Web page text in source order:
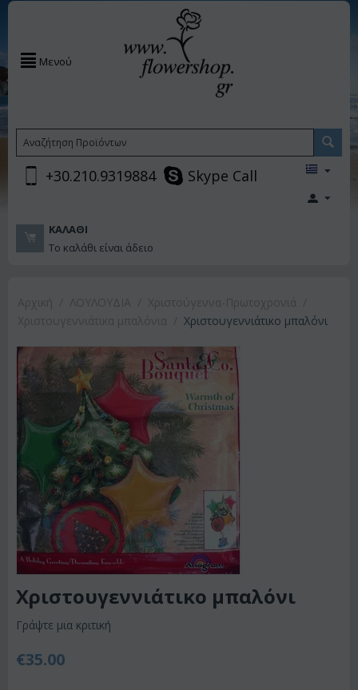
Μενού
+30.210.9319884 Skype Call
ΚΑΛΆΘΙ
Το καλάθι είναι άδειο
Χριστουγεννιάτικο μπαλόνι
Χριστουγεννιάτικο μπαλόνι
Γράψτε μια κριτική
€35.00